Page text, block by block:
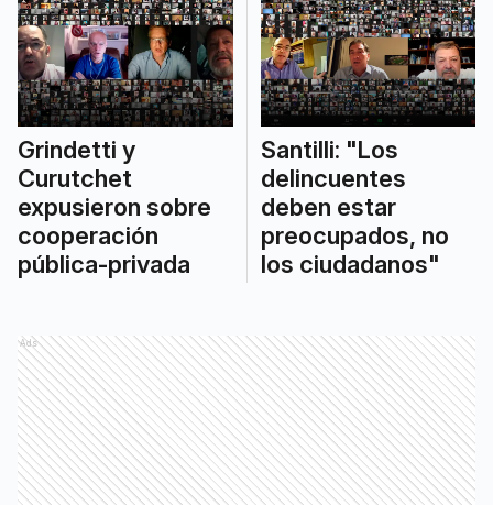
Grindetti y
Curutchet
expusieron sobre
cooperación
pública-privada
Santilli: "Los
delincuentes
deben estar
preocupados, no
los ciudadanos"
Ads